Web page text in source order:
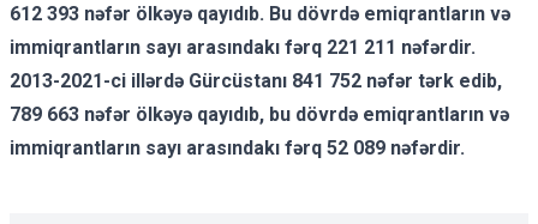
612 393 nəfər ölkəyə qayıdıb. Bu dövrdə emiqrantların və
immiqrantların sayı arasındakı fərq 221 211 nəfərdir.
2013-2021-ci illərdə Gürcüstanı 841 752 nəfər tərk edib,
789 663 nəfər ölkəyə qayıdıb, bu dövrdə emiqrantların və
immiqrantların sayı arasındakı fərq 52 089 nəfərdir.